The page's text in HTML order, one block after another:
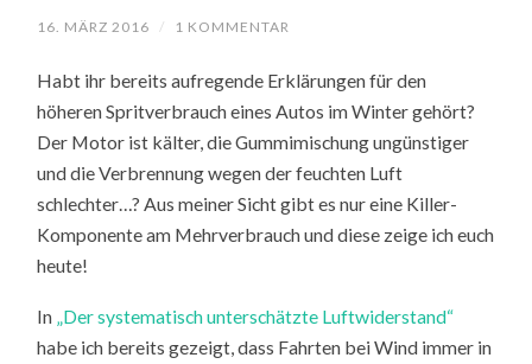
16. MÄRZ 2016 / 1 KOMMENTAR
Habt ihr bereits aufregende Erklärungen für den
höheren Spritverbrauch eines Autos im Winter gehört?
Der Motor ist kälter, die Gummimischung ungünstiger
und die Verbrennung wegen der feuchten Luft
schlechter…? Aus meiner Sicht gibt es nur eine Killer-
Komponente am Mehrverbrauch und diese zeige ich euch
heute!
In „Der systematisch unterschätzte Luftwiderstand“
habe ich bereits gezeigt, dass Fahrten bei Wind immer in